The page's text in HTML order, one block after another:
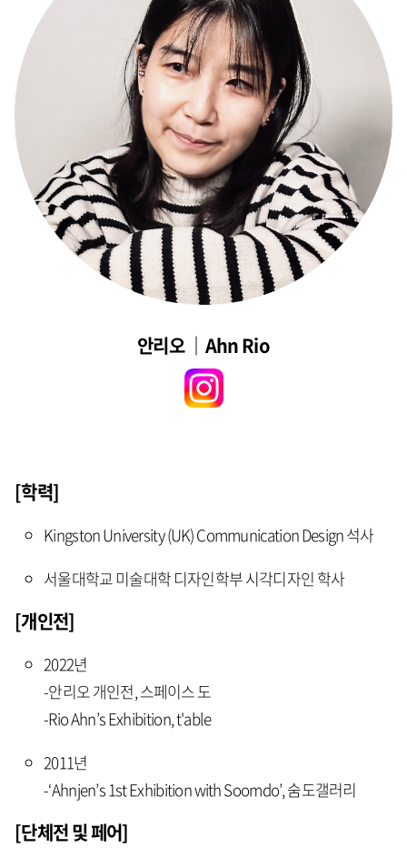
안리오 ｜Ahn Rio
[학력]
Kingston University (UK) Communication Design 석사
서울대학교 미술대학 디자인학부 시각디자인 학사
[개인전]
2022년
-안리오 개인전, 스페이스 도
-Rio Ahn’s Exhibition, t'able
2011년
-‘Ahnjen’s 1st Exhibition with Soomdo’, 숨도갤러리
[단체전 및 페어]